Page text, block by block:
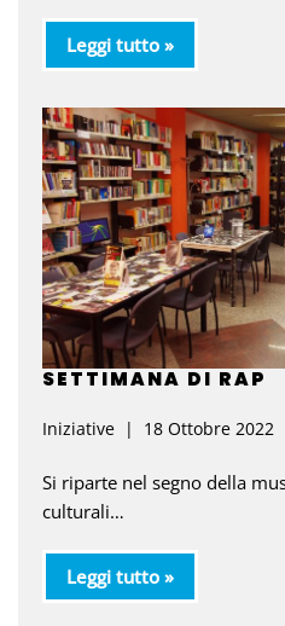
Leggi tutto »
SETTIMANA DI RAP
Iniziative 18 Ottobre 2022
Si riparte nel segno della
culturali…
Leggi tutto »